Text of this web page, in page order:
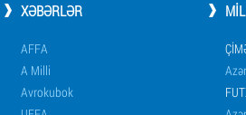
XƏBƏRLƏR
AFFA
A Milli
Avrokubok